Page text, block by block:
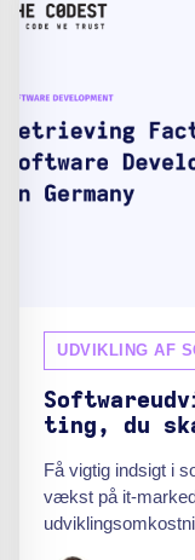
UDVIKLING AF
ting, du
Få vigtig indsigt i
vækst på it-